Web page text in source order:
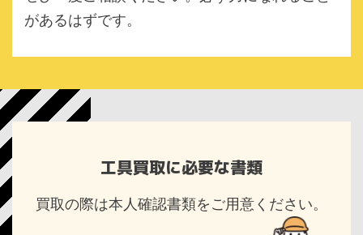
があるはずです。
工具買取に必要な書類
買取の際は本人確認書類をご用意ください。